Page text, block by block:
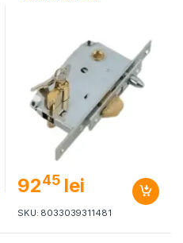
9245 lei
SKU: 8033039311481